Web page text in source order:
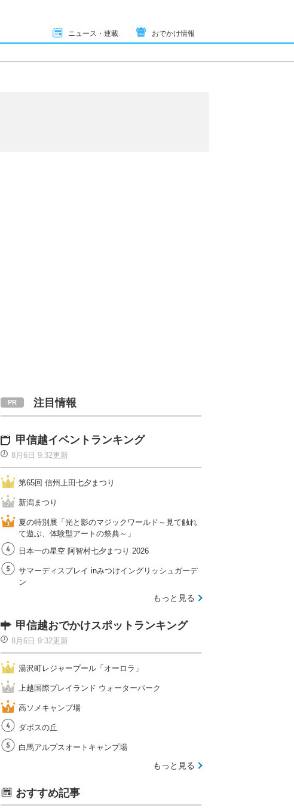
ニュース・連載 おでかけ情報
注目情報
甲信越イベントランキング
8月6日 9:32更新
第65回 信州上田七夕まつり
新潟まつり
夏の特別展「光と影のマジックワールド～見て触れ
て遊ぶ、体験型アートの祭典～」
日本一の星空 阿智村七夕まつり 2026
サマーディスプレイ inみつけイングリッシュガーデ
ン
もっと見る
甲信越おでかけスポットランキング
8月6日 9:32更新
湯沢町レジャープール「オーロラ」
上越国際プレイランド ウォーターパーク
高ソメキャンプ場
ダボスの丘
白馬アルプスオートキャンプ場
もっと見る
おすすめ記事